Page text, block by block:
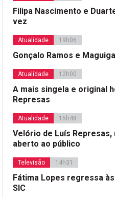
Filipa Nascimento e
vez
Atualidade 19h06
Gonçalo Ramos e
Atualidade 12h00
A mais singela e original
Represas
Atualidade 15h48
Velório de Luís Represas,
aberto ao público
Televisão 14h31
Fátima Lopes regressa
SIC